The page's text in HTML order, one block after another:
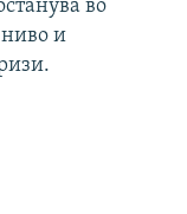
во
ниво и